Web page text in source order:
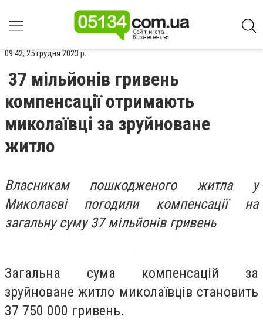
09:42, 25 грудня 2023 р.
37 мільйонів гривень
компенсації отримають
миколаївці за зруйноване
житло
Власникам пошкодженого житла у
Миколаєві погодили компенсації на
загальну суму 37 мільйонів гривень
Загальна сума компенсацій за
зруйноване житло миколаївців становить
37 750 000 гривень.